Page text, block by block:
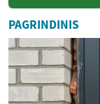
būdas,
gauti
PAGRINDINIS